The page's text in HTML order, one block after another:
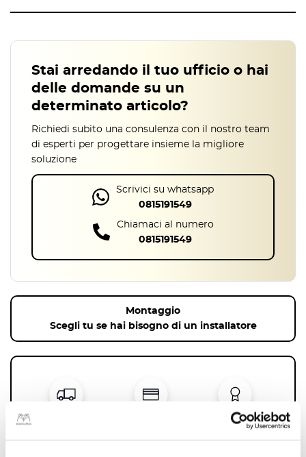
Stai arredando il tuo ufficio o hai
delle domande su un
determinato articolo?
Richiedi subito una consulenza con il nostro team
di esperti per progettare insieme la migliore
soluzione
Scrivici su whatsapp
0815191549
Chiamaci al numero
0815191549
Montaggio
Scegli tu se hai bisogno di un installatore
Prodotti di